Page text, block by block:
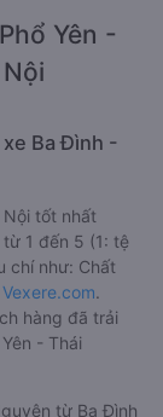
Yên -
Ba Đình -
tốt nhất
1 đến 5 (1: tệ
chí như: Chất
Vexere.com.
hàng đã trải
- Thái
từ Ba Đình